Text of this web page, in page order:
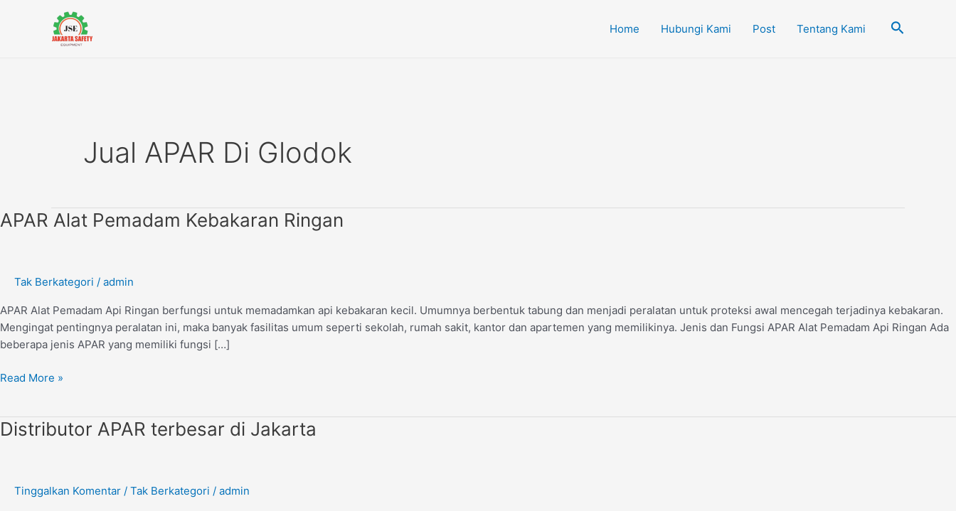
Home Hubungi Kami Post Tentang Kami Cari
Jual APAR Di Glodok
APAR Alat Pemadam Kebakaran Ringan
Tak Berkategori / admin
APAR Alat Pemadam Api Ringan berfungsi untuk memadamkan api kebakaran kecil. Umumnya berbentuk tabung dan menjadi peralatan untuk proteksi awal mencegah terjadinya kebakaran.
Mengingat pentingnya peralatan ini, maka banyak fasilitas umum seperti sekolah, rumah sakit, kantor dan apartemen yang memilikinya. Jenis dan Fungsi APAR Alat Pemadam Api Ringan Ada
beberapa jenis APAR yang memiliki fungsi […]
APAR
Ringan
Read More »
Distributor APAR terbesar di Jakarta
Tinggalkan Komentar / Tak Berkategori / admin
Distributor
Jakarta